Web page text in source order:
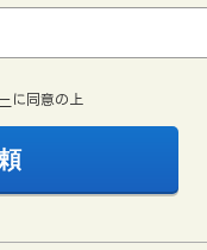
に同意の上